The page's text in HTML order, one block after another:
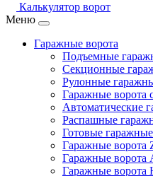
Калькулятор ворот
Меню
Гаражные ворота
Подъемные
Секционные
Рулонные
Гаражные ворота
Автоматические
Распашные
Готовые
Гаражные ворота
Гаражные ворота
Гаражные ворота